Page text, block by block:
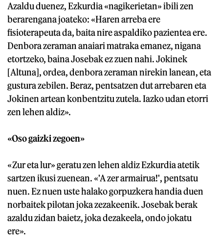
Azaldu duenez, Ezkurdia «nagikerietan» ibili zen
berarengana joateko: «Haren arreba ere
fisioterapeuta da, baita nire aspaldiko pazientea ere.
Denbora zeraman anaiari matraka emanez, nigana
etortzeko, baina Josebak ez zuen nahi. Jokinek
[Altuna], ordea, denbora zeraman nirekin lanean, eta
gustura zebilen. Beraz, pentsatzen dut arrebaren eta
Jokinen artean konbentzitu zutela. Iazko udan etorri
zen lehen aldiz».
«Oso gaizki zegoen»
«Zur eta lur» geratu zen lehen aldiz Ezkurdia atetik
sartzen ikusi zuenean. «'A zer armairua!', pentsatu
nuen. Ez nuen uste halako gorpuzkera handia duen
norbaitek pilotan joka zezakeenik. Josebak berak
azaldu zidan baietz, joka dezakeela, ondo jokatu
ere».